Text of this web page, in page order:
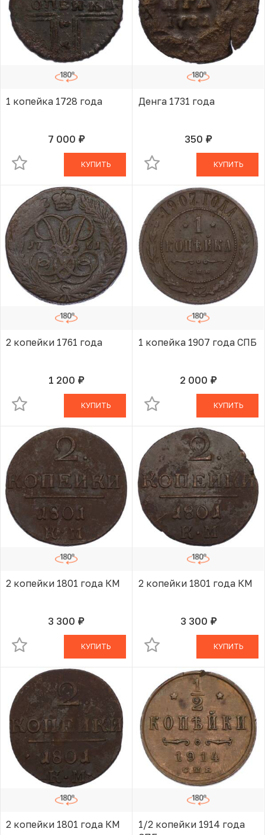
1 копейка 1728 года
7 000 руб.
В КОРЗИНЕ
КУПИТЬ
Денга 1731 года
350 руб.В КОРЗИНЕ
КУПИТЬ
2 копейки 1761 года
1 200 руб.
В КОРЗИНЕ
КУПИТЬ
1 копейка 1907 года СПБ
2 000 руб.
В КОРЗИНЕ
КУПИТЬ
2 копейки 1801 года КМ
3 300 руб.
В КОРЗИНЕ
КУПИТЬ
2 копейки 1801 года КМ
3 300 руб.
В КОРЗИНЕ
КУПИТЬ
2 копейки 1801 года КМ
1/2 копейки 1914 года